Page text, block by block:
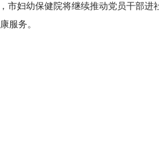
妇幼保健院将继续推动党员干部进
服务。